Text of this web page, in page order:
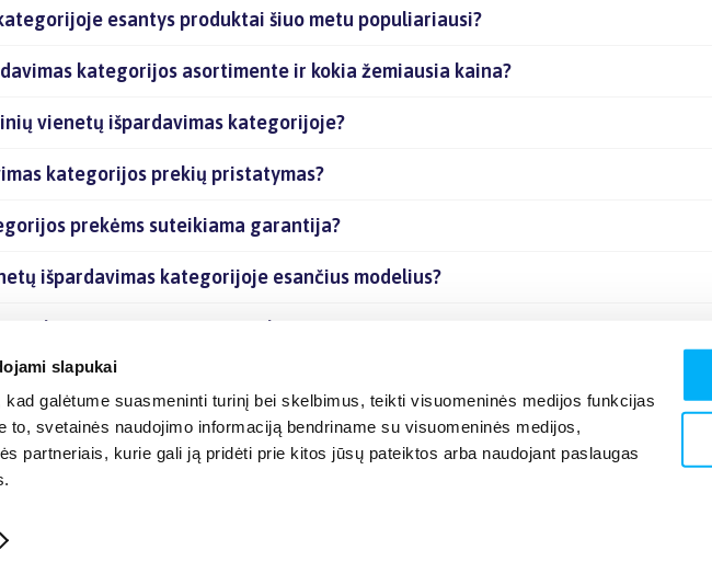
slapukai
kad galėtume suasmeninti turinį bei skelbimus, teikti visuomeninės medijos funkcijas
to, svetainės naudojimo informaciją bendriname su visuomeninės medijos,
partneriais, kurie gali ją pridėti prie kitos jūsų pateiktos arba naudojant paslaugas
esantys produktai šiuo metu populiariausi?
kategorijos asortimente ir kokia žemiausia kaina?
vienetų išpardavimas kategorijoje?
kategorijos prekių pristatymas?
prekėms suteikiama garantija?
išpardavimas kategorijoje esančius modelius?
kategorijoje esančias prekes internetu?